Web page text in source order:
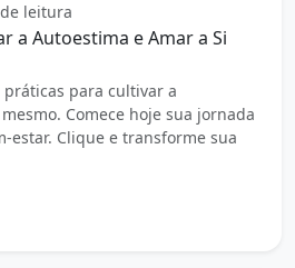
leitura
a Autoestima e Amar a Si
para cultivar a
Comece hoje sua jornada
estar. Clique e transforme sua